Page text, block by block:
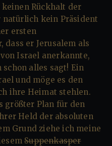
Rückhalt der
natürlich kein Präsident
ersten
dass er Jerusalem als
Israel anerkannte,
alles sagt! Ein
und möge es den
ihre Heimat stehlen.
größter Plan für den
Held der absoluten
Grund ziehe ich meine
Suppenkasper